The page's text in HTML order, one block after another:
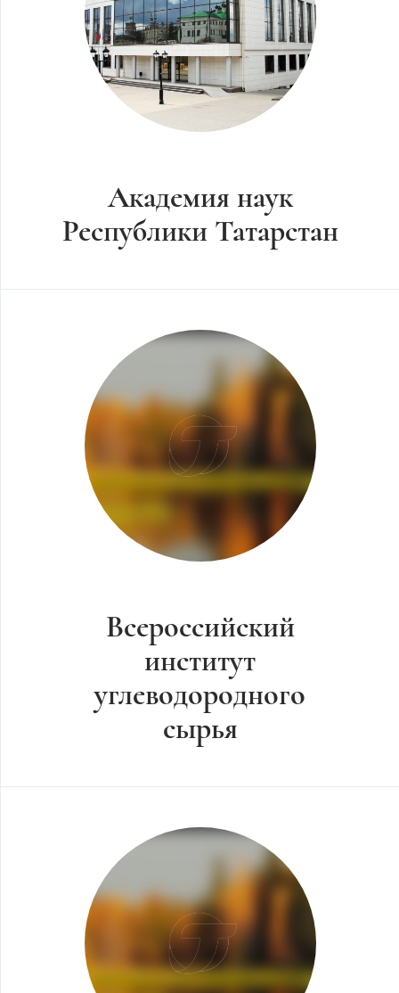
Академия наук
Республики Татарстан
Всероссийский
институт
углеводородного
сырья